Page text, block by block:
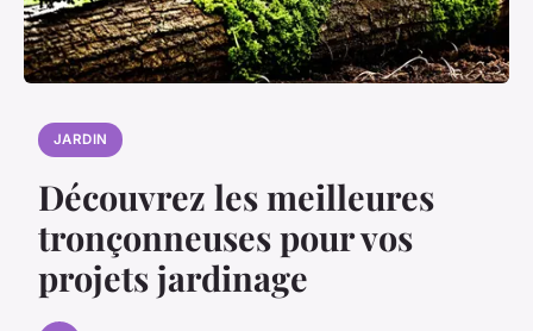
JARDIN
Découvrez les meilleures
tronçonneuses pour vos
projets jardinage